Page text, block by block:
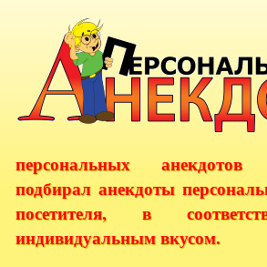
персональных анекдотов
подбирал анекдоты
посетителя, в
индивидуальным вкусом.